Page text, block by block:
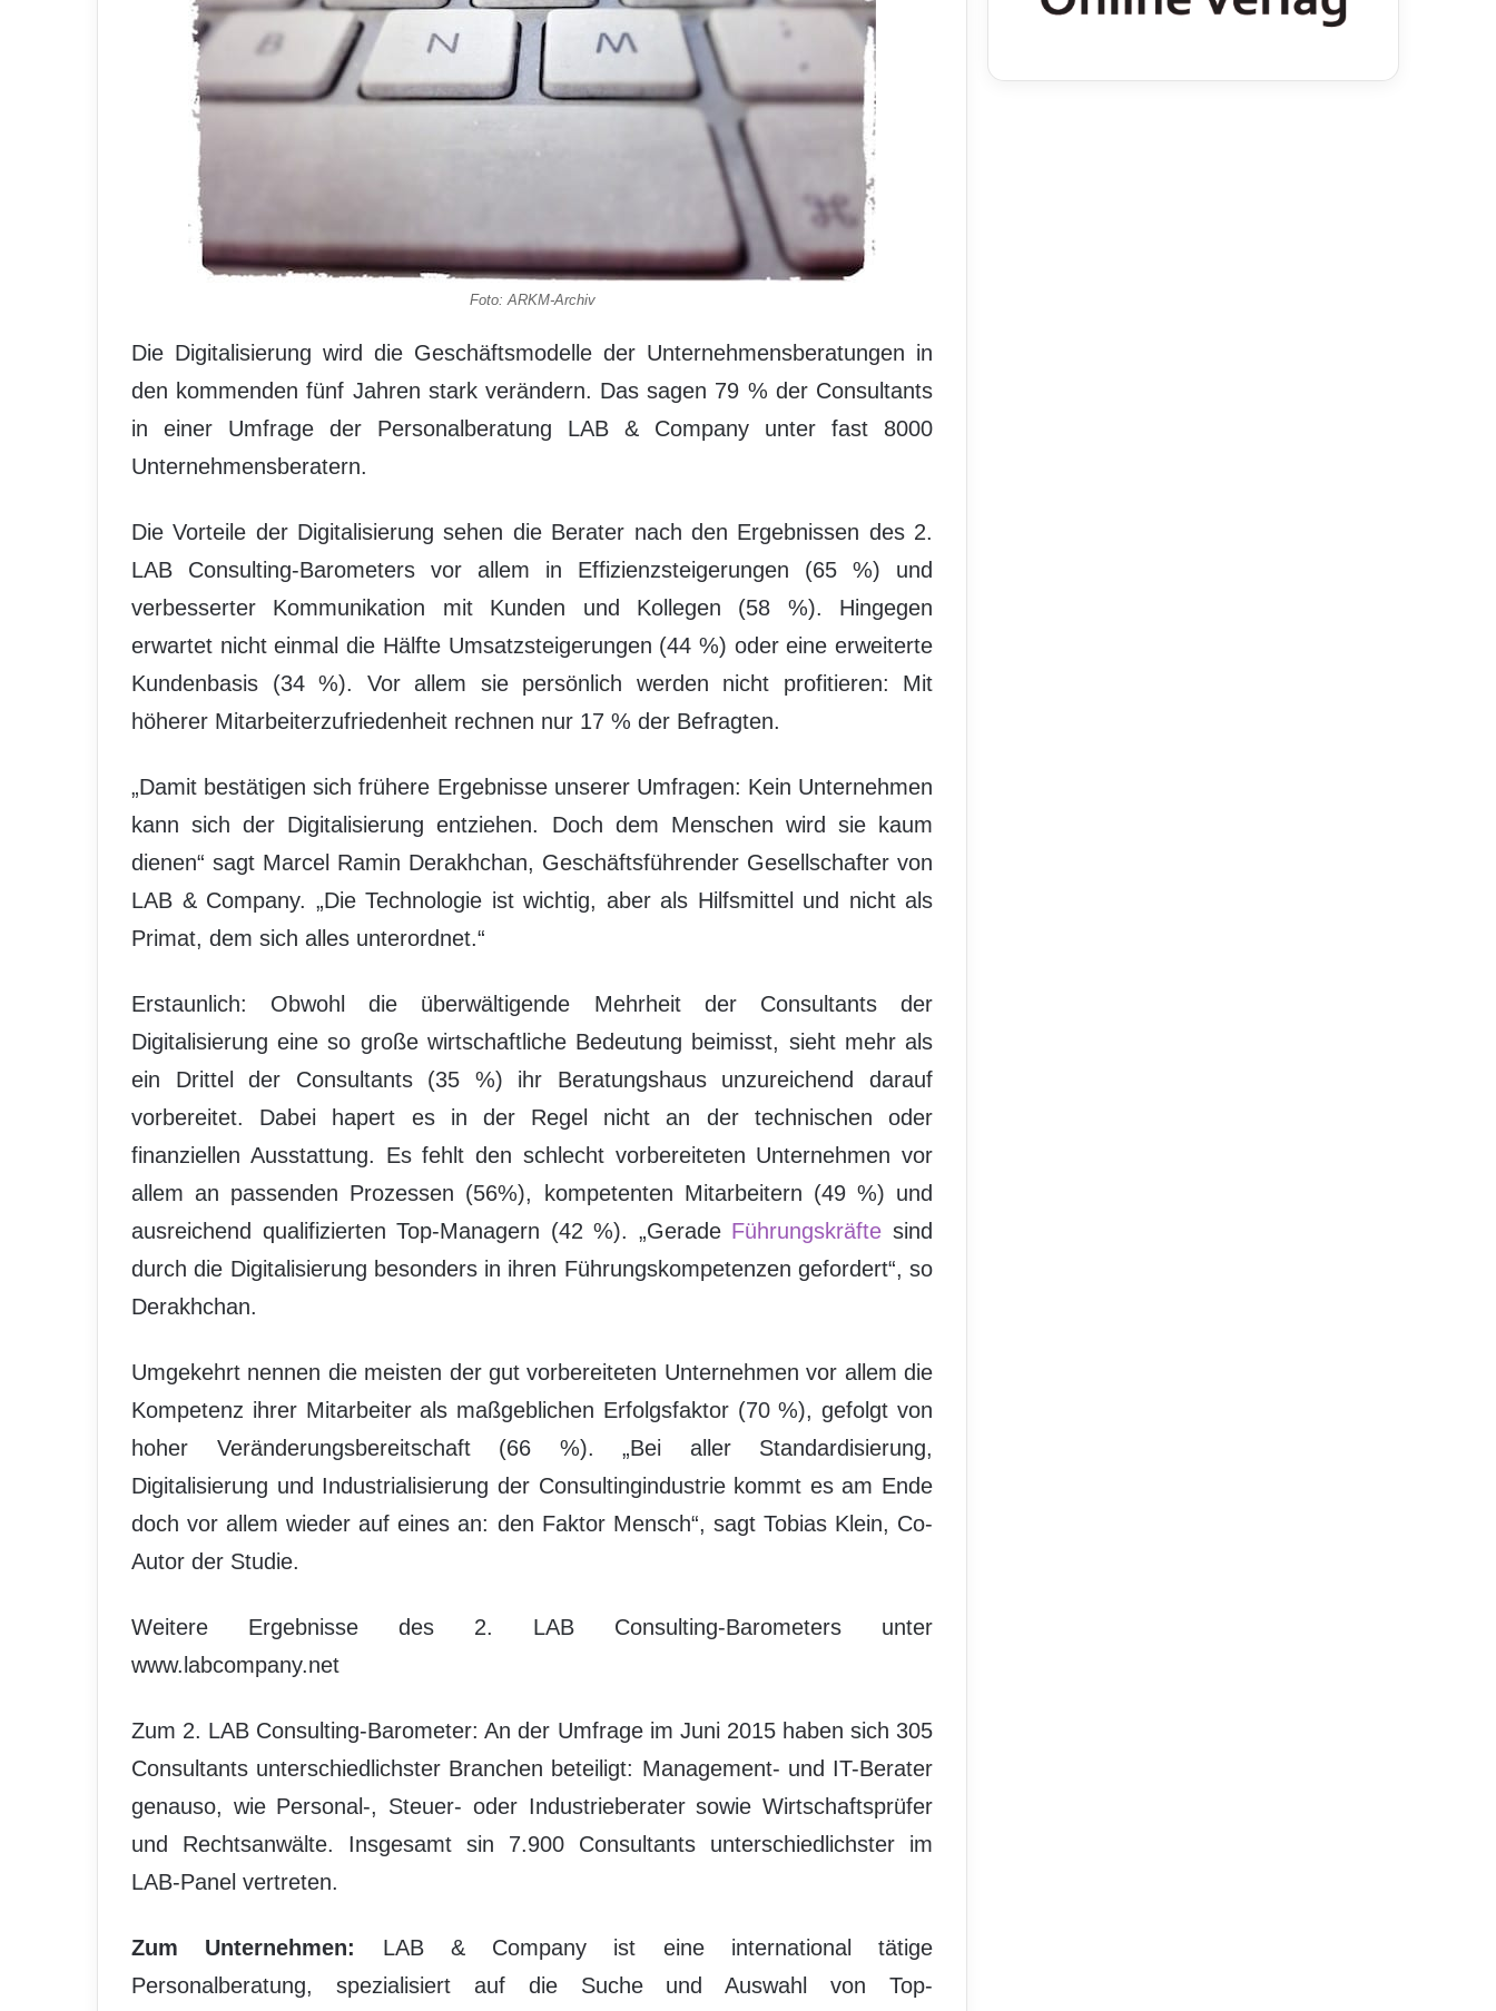
Foto: ARKM-Archiv
Die Digitalisierung wird die Geschäftsmodelle der Unternehmensberatungen in
den kommenden fünf Jahren stark verändern. Das sagen 79 % der Consultants
in einer Umfrage der Personalberatung LAB & Company unter fast 8000
Unternehmensberatern.
Die Vorteile der Digitalisierung sehen die Berater nach den Ergebnissen des 2.
LAB Consulting-Barometers vor allem in Effizienzsteigerungen (65 %) und
verbesserter Kommunikation mit Kunden und Kollegen (58 %). Hingegen
erwartet nicht einmal die Hälfte Umsatzsteigerungen (44 %) oder eine erweiterte
Kundenbasis (34 %). Vor allem sie persönlich werden nicht profitieren: Mit
höherer Mitarbeiterzufriedenheit rechnen nur 17 % der Befragten.
„Damit bestätigen sich frühere Ergebnisse unserer Umfragen: Kein Unternehmen
kann sich der Digitalisierung entziehen. Doch dem Menschen wird sie kaum
dienen“ sagt Marcel Ramin Derakhchan, Geschäftsführender Gesellschafter von
LAB & Company. „Die Technologie ist wichtig, aber als Hilfsmittel und nicht als
Primat, dem sich alles unterordnet.“
Erstaunlich: Obwohl die überwältigende Mehrheit der Consultants der
Digitalisierung eine so große wirtschaftliche Bedeutung beimisst, sieht mehr als
ein Drittel der Consultants (35 %) ihr Beratungshaus unzureichend darauf
vorbereitet. Dabei hapert es in der Regel nicht an der technischen oder
finanziellen Ausstattung. Es fehlt den schlecht vorbereiteten Unternehmen vor
allem an passenden Prozessen (56%), kompetenten Mitarbeitern (49 %) und
ausreichend qualifizierten Top-Managern (42 %). „Gerade Führungskräfte sind
durch die Digitalisierung besonders in ihren Führungskompetenzen gefordert“, so
Derakhchan.
Umgekehrt nennen die meisten der gut vorbereiteten Unternehmen vor allem die
Kompetenz ihrer Mitarbeiter als maßgeblichen Erfolgsfaktor (70 %), gefolgt von
hoher Veränderungsbereitschaft (66 %). „Bei aller Standardisierung,
Digitalisierung und Industrialisierung der Consultingindustrie kommt es am Ende
doch vor allem wieder auf eines an: den Faktor Mensch“, sagt Tobias Klein, Co-
Autor der Studie.
Weitere Ergebnisse des 2. LAB Consulting-Barometers unter
www.labcompany.net
Zum 2. LAB Consulting-Barometer: An der Umfrage im Juni 2015 haben sich 305
Consultants unterschiedlichster Branchen beteiligt: Management- und IT-Berater
genauso, wie Personal-, Steuer- oder Industrieberater sowie Wirtschaftsprüfer
und Rechtsanwälte. Insgesamt sin 7.900 Consultants unterschiedlichster im
LAB-Panel vertreten.
Zum Unternehmen:
LAB & Company ist eine international tätige
Personalberatung, spezialisiert auf die Suche und Auswahl von Top-